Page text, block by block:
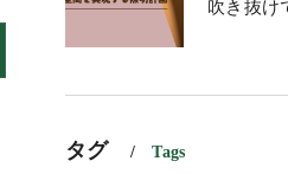
タグ Tags